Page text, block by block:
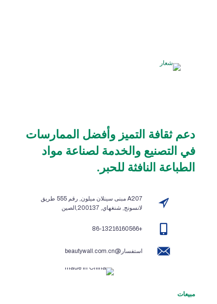
دعم ثقافة التميز وأفضل الممارسات
في التصنيع والخدمة لصناعة مواد
الطباعة النافثة للحبر.
A207 مبنى سينلان ميلون, رقم 555 طريق
لانسونج, شنغهاي, 200137,الصين
+86-13216160566
استفسار@beautywall.com.cn
مبيعات